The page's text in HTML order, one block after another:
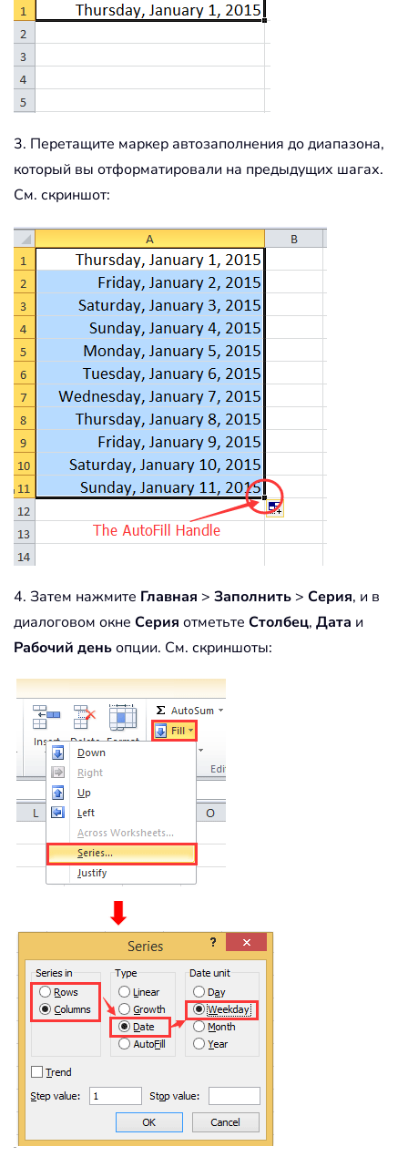
3. Перетащите маркер автозаполнения до диапазона,
который вы отформатировали на предыдущих шагах.
См. скриншот:
4. Затем нажмите Главная > Заполнить > Серия, и в
диалоговом окне Серия отметьте Столбец, Дата и
Рабочий деньопции. См. скриншоты: